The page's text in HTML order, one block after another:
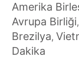
Amerika
Avrupa Birliği,
Brezilya,
Dakika